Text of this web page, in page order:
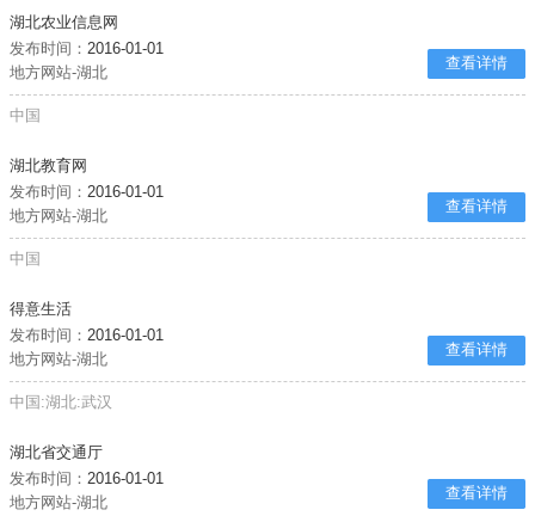
湖北农业信息网
发布时间：2016-01-01
地方网站-湖北
查看详情
中国
湖北教育网
发布时间：2016-01-01
地方网站-湖北
查看详情
中国
得意生活
发布时间：2016-01-01
地方网站-湖北
查看详情
中国:湖北:武汉
湖北省交通厅
发布时间：2016-01-01
地方网站-湖北
查看详情